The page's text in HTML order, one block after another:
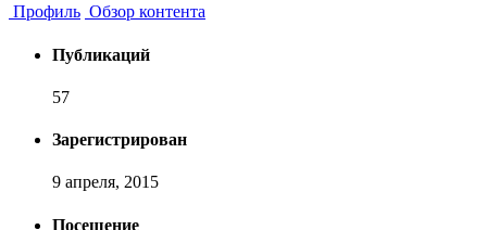
Профиль Обзор контента
Публикаций
57
Зарегистрирован
9 апреля, 2015
Посещение